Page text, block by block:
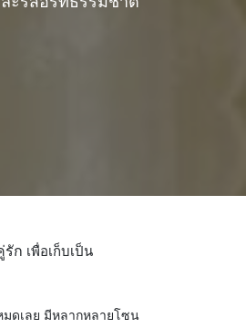
รัก เพื่อเก็บเป็น
มดเลย มีหลากหลายโซน